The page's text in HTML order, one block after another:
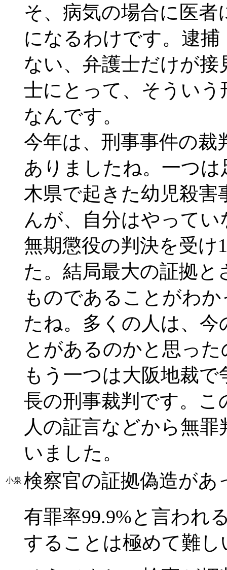
そ、病気の場合に医
になるわけです。逮
ない、弁護士だけが
士にとって、そうい
なんです。
今年は、刑事事件の
ありましたね。一つ
木県で起きた幼児殺害
んが、自分はやって
無期懲役の判決を受け
た。結局最大の証拠
ものであることがわ
たね。多くの人は、
とがあるのかと思っ
もう一つは大阪地裁
長の刑事裁判です。
人の証言などから無
いました。
小泉 検察官の証拠偽造があ
有罪率99.9%と言われ
することは極めて難し